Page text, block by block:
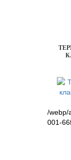
/webp/
001-